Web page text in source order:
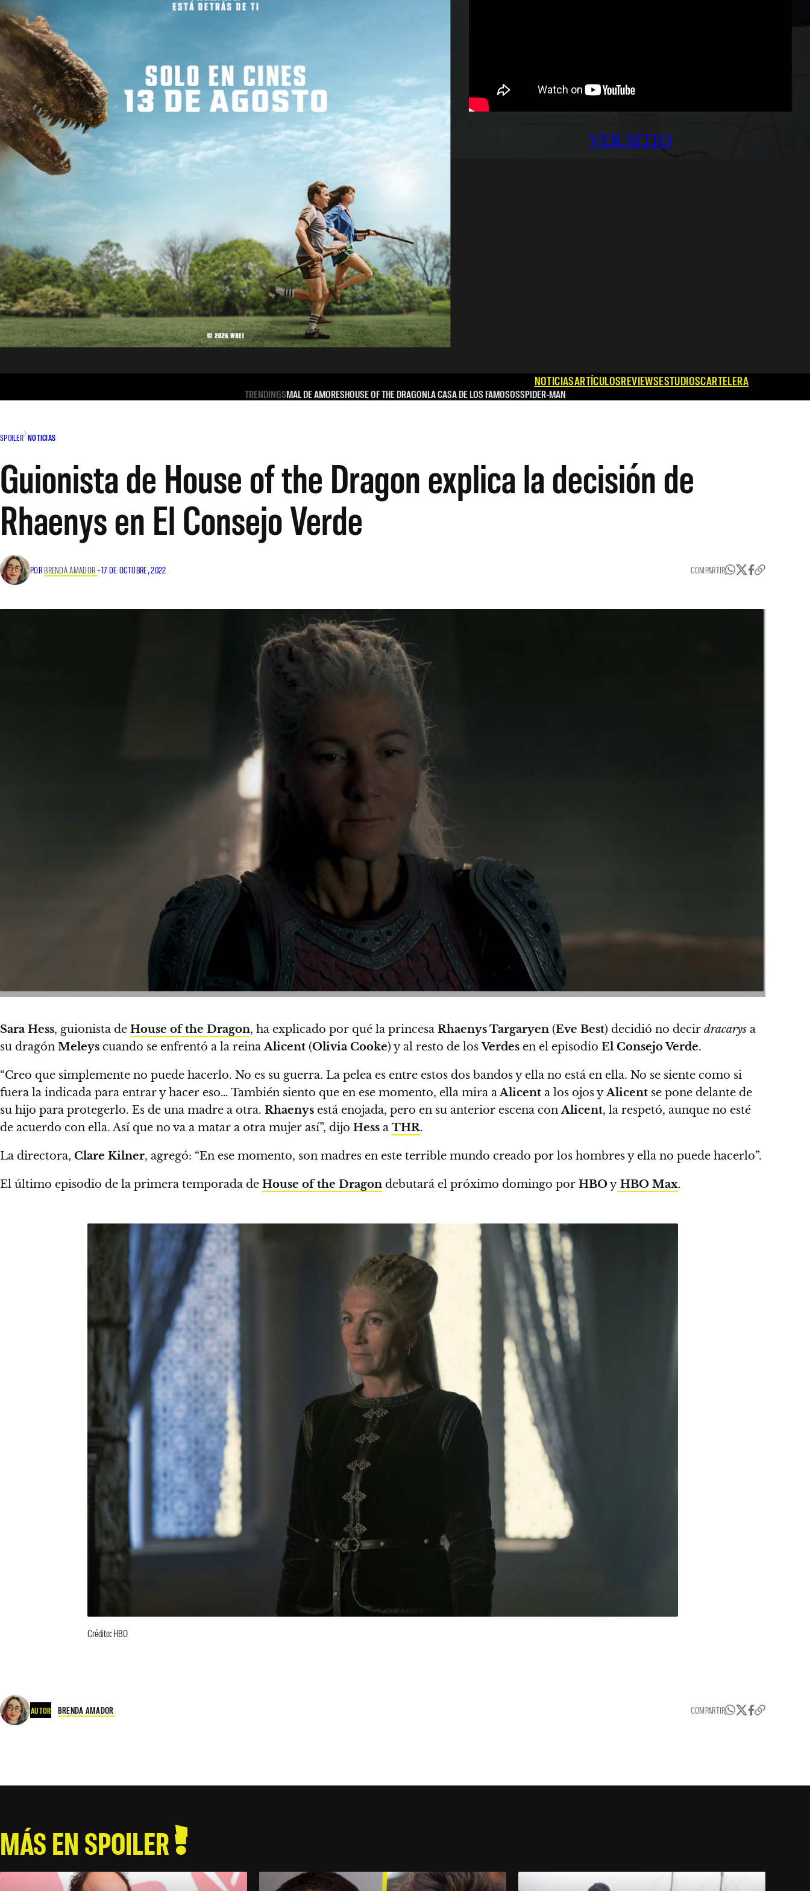
VER SITIO
NOTICIASARTÍCULOSREVIEWSESTUDIOSCARTELERA
TRENDINGSMAL DE AMORESHOUSE OF THE DRAGONLA CASA DE LOS FAMOSOSSPIDER-MAN
SPOILER NOTICIAS
Guionista de House of the Dragon explica la decisión de
Rhaenys en El Consejo Verde
POR BRENDA AMADOR–17 DE OCTUBRE, 2022 COMPARTIR
Sara Hess, guionista de House of the Dragon, ha explicado por qué la princesa Rhaenys Targaryen (Eve Best) decidió no decir dracarys a
su dragón Meleys cuando se enfrentó a la reinaAlicent (Olivia Cooke) y al resto de losVerdes en el episodio El Consejo Verde.
“Creo que simplemente no puede hacerlo. No es su guerra. La pelea es entre estos dos bandos y ella no está en ella. No se siente como si
fuera la indicada para entrar y hacer eso… También siento que en ese momento, ella mira aAlicent a los ojos yAlicent se pone delante de
su hijo para protegerlo. Es de una madre a otra. Rhaenys está enojada, pero en su anterior escena conAlicent, la respetó, aunque no esté
de acuerdo con ella. Así que no va a matar a otra mujer así”, dijo Hess a THR.
La directora, Clare Kilner, agregó: “En ese momento, son madres en este terrible mundo creado por los hombres y ella no puede hacerlo”.
El último episodio de la primera temporada de House of the Dragon debutará el próximo domingo por HBOy HBO Max.
Crédito: HBO
AUTOR BRENDA AMADOR COMPARTIR
MÁS EN SPOILER